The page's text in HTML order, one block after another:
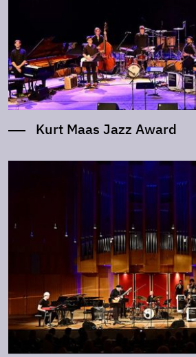
Kurt Maas Jazz Award